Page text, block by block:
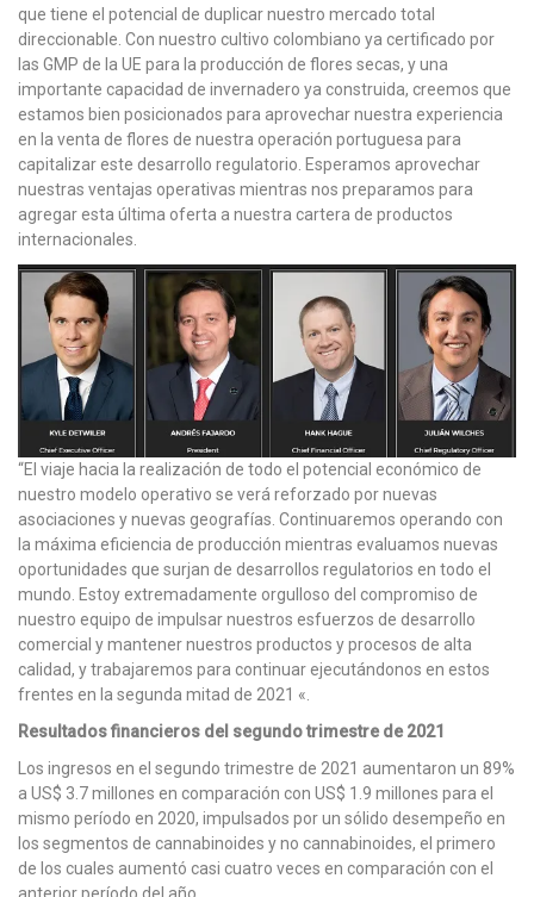
que tiene el potencial de duplicar nuestro mercado total
direccionable. Con nuestro cultivo colombiano ya certificado por
las GMP de la UE para la producción de flores secas, y una
importante capacidad de invernadero ya construida, creemos que
estamos bien posicionados para aprovechar nuestra experiencia
en la venta de flores de nuestra operación portuguesa para
capitalizar este desarrollo regulatorio. Esperamos aprovechar
nuestras ventajas operativas mientras nos preparamos para
agregar esta última oferta a nuestra cartera de productos
internacionales.
“El viaje hacia la realización de todo el potencial económico de
nuestro modelo operativo se verá reforzado por nuevas
asociaciones y nuevas geografías. Continuaremos operando con
la máxima eficiencia de producción mientras evaluamos nuevas
oportunidades que surjan de desarrollos regulatorios en todo el
mundo. Estoy extremadamente orgulloso del compromiso de
nuestro equipo de impulsar nuestros esfuerzos de desarrollo
comercial y mantener nuestros productos y procesos de alta
calidad, y trabajaremos para continuar ejecutándonos en estos
frentes en la segunda mitad de 2021 «.
Resultados financieros del segundo trimestre de 2021
Los ingresos en el segundo trimestre de 2021 aumentaron un 89%
a US$ 3.7 millones en comparación con US$ 1.9 millones para el
mismo período en 2020, impulsados ​​por un sólido desempeño en
los segmentos de cannabinoides y no cannabinoides, el primero
de los cuales aumentó casi cuatro veces en comparación con el